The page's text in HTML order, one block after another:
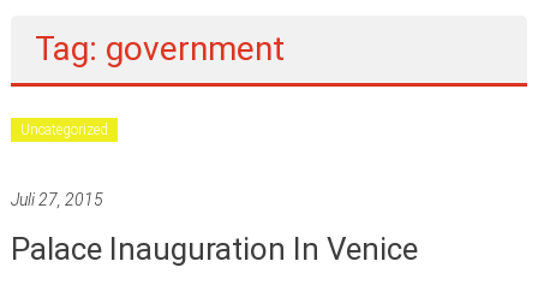
Tag: government
Uncategorized
Juli 27, 2015
Palace Inauguration In Venice